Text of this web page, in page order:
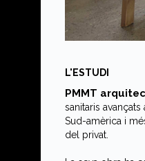
L'ESTUDI
PMMT
sanitaris
Sud-amèrica i
del privat.